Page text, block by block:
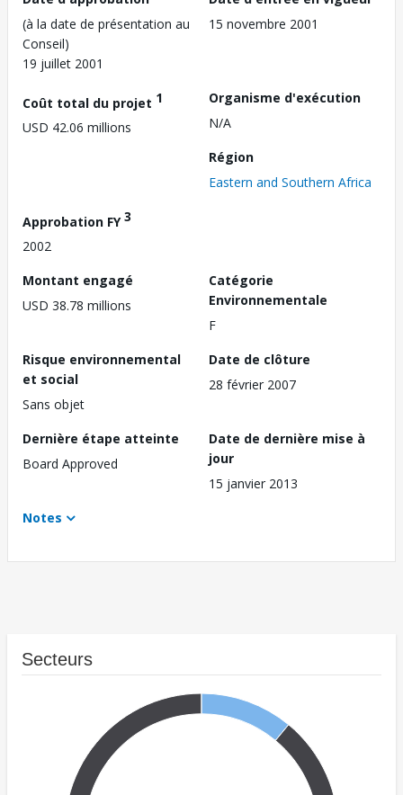
(à la date de présentation au
Conseil)
19 juillet 2001
15 novembre 2001
Coût total du projet 1
USD 42.06 millions
Organisme d'exécution
N/A
Région
Eastern and Southern Africa
Approbation FY3
2002
Montant engagé
USD 38.78 millions
Catégorie
Environnementale
F
Risque environnemental
et social
Sans objet
Date de clôture
28 février 2007
Dernière étape atteinte
Board Approved
Date de dernière mise à
jour
15 janvier 2013
Notes
Secteurs